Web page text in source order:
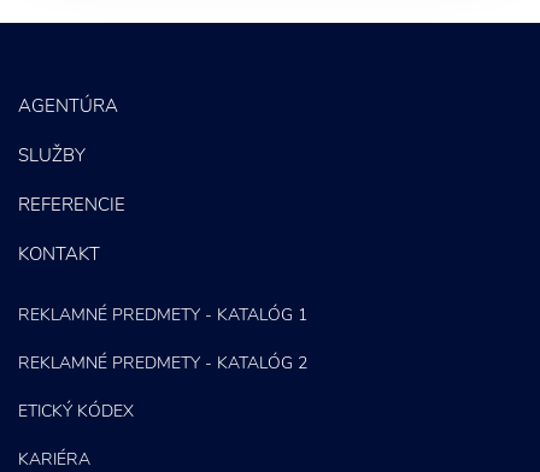
PPC kampane
E-mail marketing
Content Marketing
AGENTÚRA
SLUŽBY
REFERENCIE
KONTAKT
REKLAMNÉ PREDMETY - KATALÓG 1
REKLAMNÉ PREDMETY - KATALÓG 2
ETICKÝ KÓDEX
KARIÉRA